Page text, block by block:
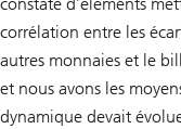
corrélation entre les
autres monnaies et le
et nous avons les
dynamique devait